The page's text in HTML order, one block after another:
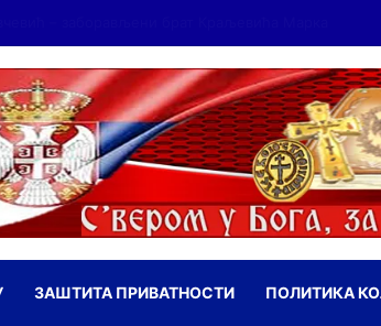
ЗАШТИТА ПРИВАТНОСТИ ПОЛИТИКА